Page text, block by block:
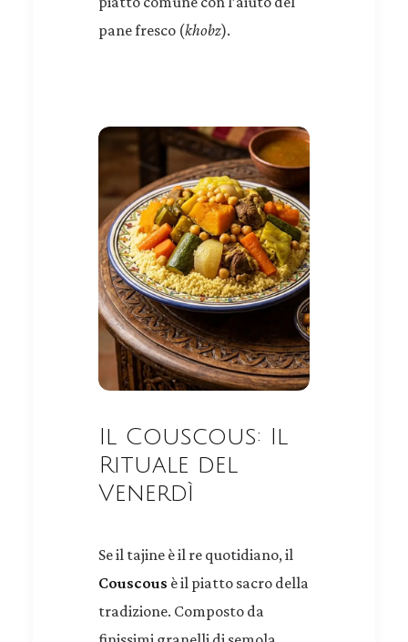
pane fresco (khobz).
Il Couscous: Il
Rituale del
Venerdì
Se il tajine è il re quotidiano, il
Couscous è il piatto sacro della
tradizione. Composto da